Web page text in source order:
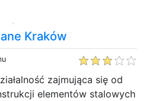
Kraków
zajmująca się od
elementów stalowych